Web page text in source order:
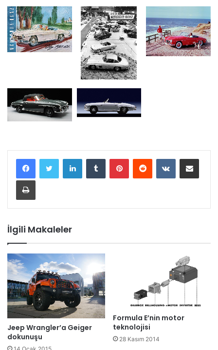
İlgili Makaleler
Jeep Wrangler’a Geiger
dokunuşu
Formula E’nin motor
teknolojisi
28 Kasım 2014